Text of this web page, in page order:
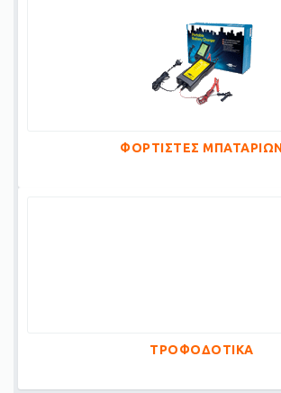
ΦΟΡΤΙΣΤΕΣ
ΤΡΟΦΟΔΟΤΙΚΑ